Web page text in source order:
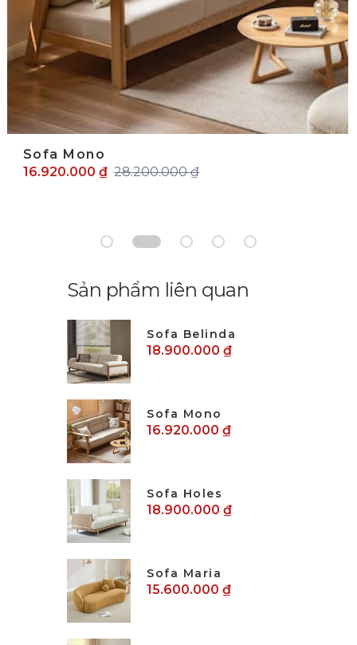
Sofa Mono
16.920.000 ₫ 28.200.000 ₫
Sản phẩm liên quan
Sofa Belinda
18.900.000 ₫
Sofa Mono
16.920.000 ₫
Sofa Holes
18.900.000 ₫
Sofa Maria
15.600.000 ₫